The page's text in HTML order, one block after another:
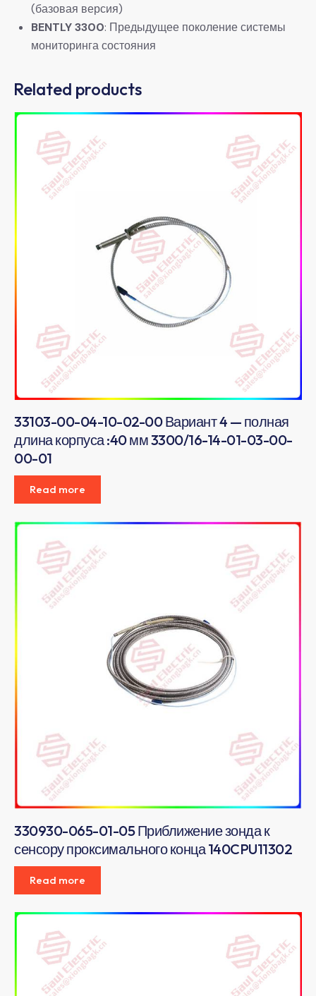
(базовая версия)
BENTLY 3300: Предыдущее поколение системы
мониторинга состояния
Related products
33103-00-04-10-02-00 Вариант 4 — полная
длина корпуса :40 мм 3300/16-14-01-03-00-
00-01
Read more
330930-065-01-05 Приближение зонда к
сенсору проксимального конца 140CPU11302
Read more